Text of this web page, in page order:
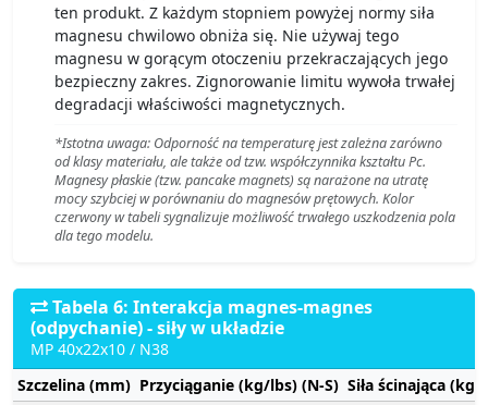
ten produkt. Z każdym stopniem powyżej normy siła
magnesu chwilowo obniża się. Nie używaj tego
magnesu w gorącym otoczeniu przekraczających jego
bezpieczny zakres. Zignorowanie limitu wywoła trwałej
degradacji właściwości magnetycznych.
*Istotna uwaga: Odporność na temperaturę jest zależna zarówno
od klasy materiału, ale także od tzw. współczynnika kształtu Pc.
Magnesy płaskie (tzw. pancake magnets) są narażone na utratę
mocy szybciej w porównaniu do magnesów prętowych. Kolor
czerwony w tabeli sygnalizuje możliwość trwałego uszkodzenia pola
dla tego modelu.
Tabela 6: Interakcja magnes-magnes
(odpychanie) - siły w układzie
MP 40x22x10 / N38
Szczelina (mm) Przyciąganie (kg/lbs) (N-S) Siła ścinająca